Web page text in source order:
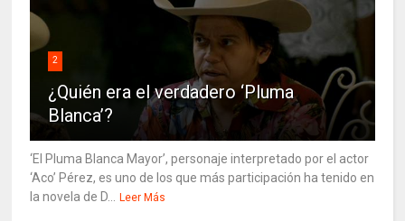
2
¿Quién era el verdadero ‘Pluma
Blanca’?
‘El Pluma Blanca Mayor’, personaje interpretado por el actor
‘Aco’ Pérez, es uno de los que más participación ha tenido en
la novela de D...
Leer Más